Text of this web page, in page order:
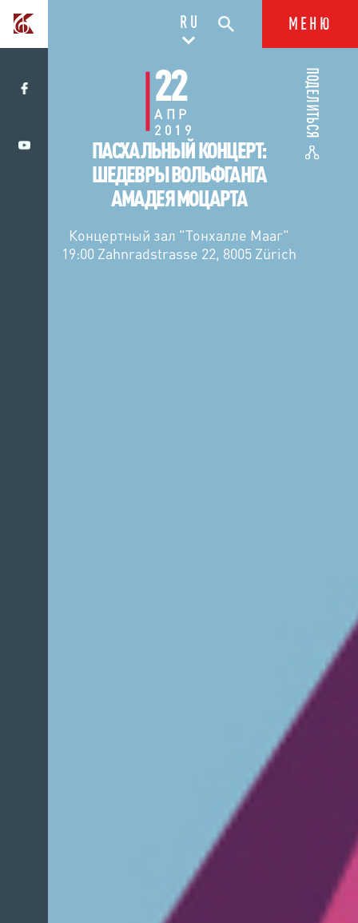
RU МЕНЮ
22
АПР
2019
ПАСХАЛЬНЫЙ КОНЦЕРТ:
ШЕДЕВРЫ ВОЛЬФГАНГА
АМАДЕЯ МОЦАРТА
Концертный зал "Тонхалле Мааг"
19:00 Zahnradstrasse 22, 8005 Zürich
ПОДЕЛИТЬСЯ